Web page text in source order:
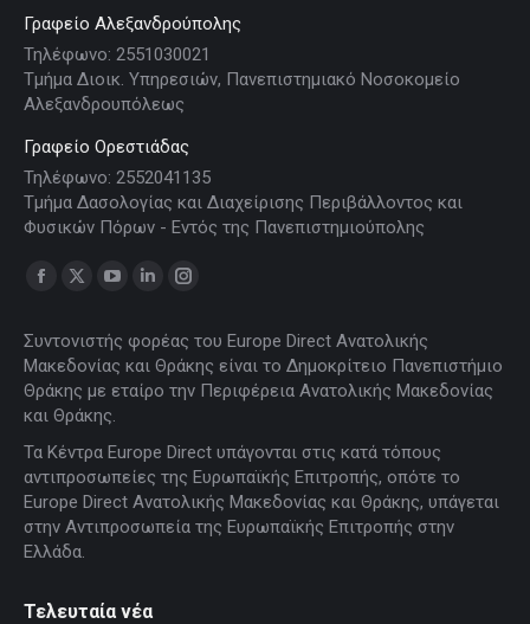
Γραφείο Αλεξανδρούπολης
Τηλέφωνο: 2551030021
Τμήμα Διοικ. Υπηρεσιών, Πανεπιστημιακό Νοσοκομείο
Αλεξανδρουπόλεως
Γραφείο Ορεστιάδας
Τηλέφωνο: 2552041135
Τμήμα Δασολογίας και Διαχείρισης Περιβάλλοντος και
Φυσικών Πόρων - Εντός της Πανεπιστημιούπολης
Find us on:
Facebook
opens
in
new
window
X
opens
new
window
YouTube
opens
in
new
window
Linkedin
opens
window
Instagram
opens
window
Συντονιστής φορέας του Europe Direct Ανατολικής
Μακεδονίας και Θράκης είναι το Δημοκρίτειο Πανεπιστήμιο
Θράκης με εταίρο την Περιφέρεια Ανατολικής Μακεδονίας
και Θράκης.
Τα Κέντρα Europe Direct υπάγονται στις κατά τόπους
αντιπροσωπείες της Ευρωπαϊκής Επιτροπής, οπότε το
Europe Direct Ανατολικής Μακεδονίας και Θράκης, υπάγεται
στην Αντιπροσωπεία της Ευρωπαϊκής Επιτροπής στην
Ελλάδα.
Τελευταία νέα